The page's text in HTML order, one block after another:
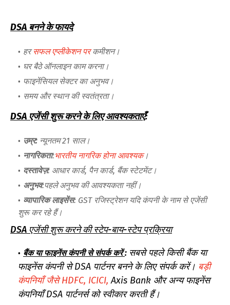
DSA बनने के फायदे
हरसफल एप्लीकेशन परकमीशन।
घर बैठे ऑनलाइन काम करना।
फाइनेंसियल सेक्टर का अनुभव।
समय और स्थान की स्वतंत्रता।
DSA एजेंसी शुरू करने के लिए आवश्यकताएँ:
उम्र: न्यूनतम 21 साल।
नागरिकता:भारतीय नागरिक होना आवश्यक।
दस्तावेज़: आधार कार्ड, पैन कार्ड, बैंक स्टेटमेंट।
अनुभव:पहले अनुभव की आवश्यकता नहीं।
व्यापारिक लाइसेंस: GST रजिस्ट्रेशन यदि कंपनी के नाम से एजेंसी
शुरू कर रहे हैं।
DSA एजेंसी शुरू करने की स्टेप-बाय-स्टेप प्रक्रिया
बैंक या फाइनेंस कंपनी से संपर्क करें: सबसे पहले किसी बैंक या
फाइनेंस कंपनी से DSA पार्टनर बनने के लिए संपर्क करें। बड़ी
कंपनियाँ जैसे HDFC, ICICI, Axis Bank और अन्य फाइनेंस
कंपनियाँ DSA पार्टनर्स को स्वीकार करती हैं।